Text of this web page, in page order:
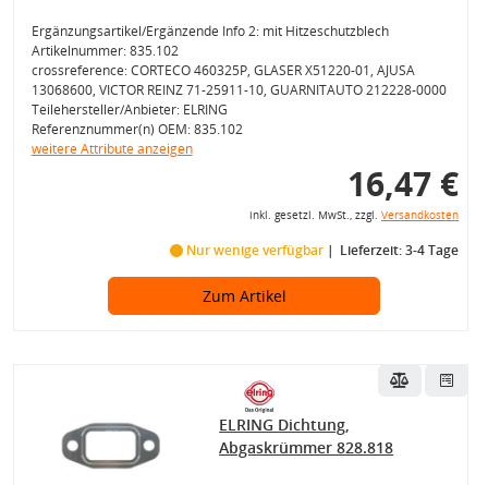
Ergänzungsartikel/Ergänzende Info 2: mit Hitzeschutzblech
Artikelnummer: 835.102
crossreference: CORTECO 460325P, GLASER X51220-01, AJUSA
13068600, VICTOR REINZ 71-25911-10, GUARNITAUTO 212228-0000
Teilehersteller/Anbieter: ELRING
Referenznummer(n) OEM: 835.102
weitere Attribute anzeigen
16,47 €
inkl. gesetzl. MwSt., zzgl. Versandkosten
Nur wenige verfügbar Lieferzeit: 3-4 Tage
Zum Artikel
ELRING Dichtung,
Abgaskrümmer 828.818